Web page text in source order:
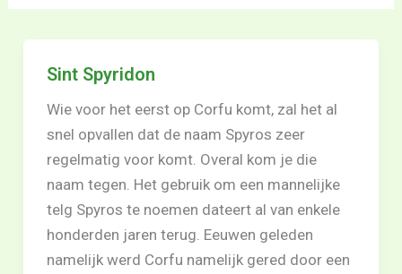
Sint Spyridon
Wie voor het eerst op Corfu komt, zal het al
snel opvallen dat de naam Spyros zeer
regelmatig voor komt. Overal kom je die
naam tegen. Het gebruik om een mannelijke
telg Spyros te noemen dateert al van enkele
honderden jaren terug. Eeuwen geleden
namelijk werd Corfu namelijk gered door een